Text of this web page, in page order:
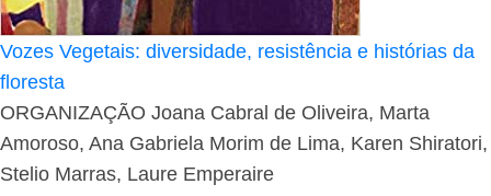
Vozes Vegetais: diversidade, resistência e histórias da
floresta
ORGANIZAÇÃO Joana Cabral de Oliveira, Marta
Amoroso, Ana Gabriela Morim de Lima, Karen Shiratori,
Stelio Marras, Laure Emperaire